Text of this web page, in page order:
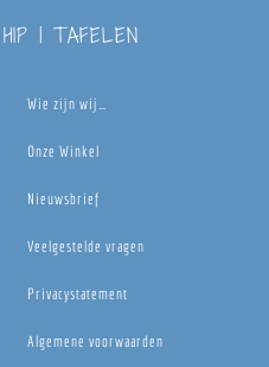
HIP | TAFELEN
Wie zijn wij…
Onze Winkel
Nieuwsbrief
Veelgestelde vragen
Privacystatement
Algemene voorwaarden